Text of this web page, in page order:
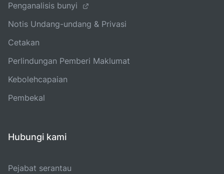
Penganalisis bunyi
Notis Undang-undang & Privasi
Cetakan
Perlindungan Pemberi Maklumat
Kebolehcapaian
Pembekal
Hubungi kami
Pejabat serantau